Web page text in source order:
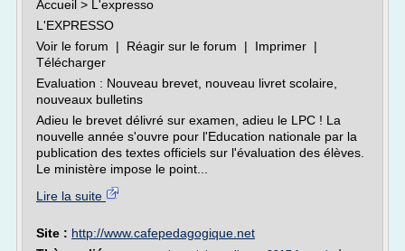
Accueil > L'expresso
L'EXPRESSO
Voir le forum | Réagir sur le forum | Imprimer |
Télécharger
Evaluation : Nouveau brevet, nouveau livret scolaire,
nouveaux bulletins
Adieu le brevet délivré sur examen, adieu le LPC ! La
nouvelle année s'ouvre pour l'Education nationale par la
publication des textes officiels sur l'évaluation des élèves.
Le ministère impose le point...
Lire la suite
Site : http://www.cafepedagogique.net